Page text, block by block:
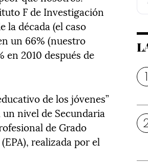
F de Investigación
la década (el caso
un 66% (nuestro
en 2010 después de
de los jóvenes”
nivel de Secundaria
de Grado
realizada por el